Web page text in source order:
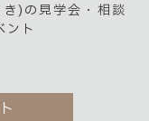
)の見学会・相談
ント